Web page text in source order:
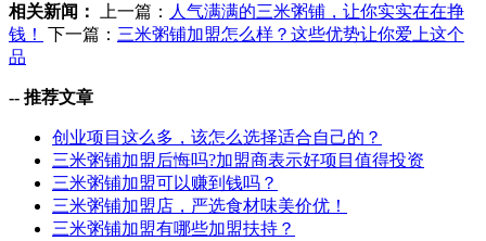
相关新闻： 上一篇： 人气满满的三米粥铺，让你实实在在挣
钱！
下一篇： 三米粥铺加盟怎么样？这些优势让你爱上这个
品
-- 推荐文章
创业项目这么多，该怎么选择适合自己的？
三米粥铺加盟后悔吗?加盟商表示好项目值得投资
三米粥铺加盟可以赚到钱吗？
三米粥铺加盟店，严选食材味美价优！
三米粥铺加盟有哪些加盟扶持？